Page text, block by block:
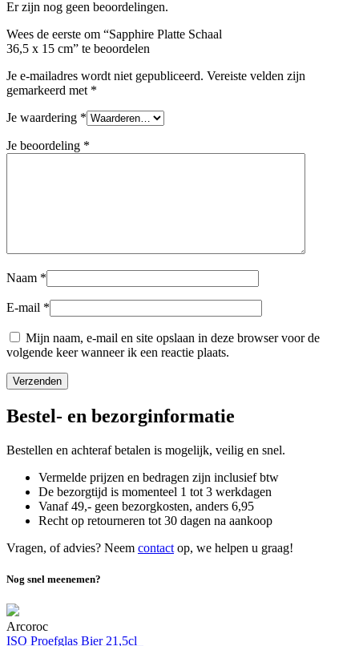
Er zijn nog geen beoordelingen.
Wees de eerste om “Sapphire Platte Schaal
36,5 x 15 cm” te beoordelen
Je e-mailadres wordt niet gepubliceerd. Vereiste velden zijn
gemarkeerd met *
Je waardering *
Je beoordeling *
Naam *
E-mail *
Mijn naam, e-mail en site opslaan in deze browser voor de
volgende keer wanneer ik een reactie plaats.
Bestel- en bezorginformatie
Bestellen en achteraf betalen is mogelijk, veilig en snel.
Vermelde prijzen en bedragen zijn inclusief btw
De bezorgtijd is momenteel 1 tot 3 werkdagen
Vanaf 49,- geen bezorgkosten, anders 6,95
Recht op retourneren tot 30 dagen na aankoop
Vragen, of advies? Neem contact op, we helpen u graag!
Nog snel meenemen?
Arcoroc
ISO Proefglas Bier 21,5cl